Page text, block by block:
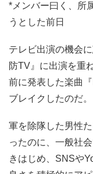
*メンバー曰く、所
うとした前日
テレビ出演の機会
防TV』に出演を重
前に発表した楽曲
ブレイクしたのだ。
軍を除隊した男性
ったのに、一般社
きはじめ、SNSや